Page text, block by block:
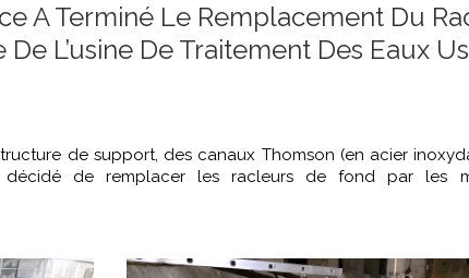
A Terminé Le Remplacement Du
L’usine De Traitement Des Eaux
de support, des canaux Thomson (en acier
de remplacer les racleurs de fond par les